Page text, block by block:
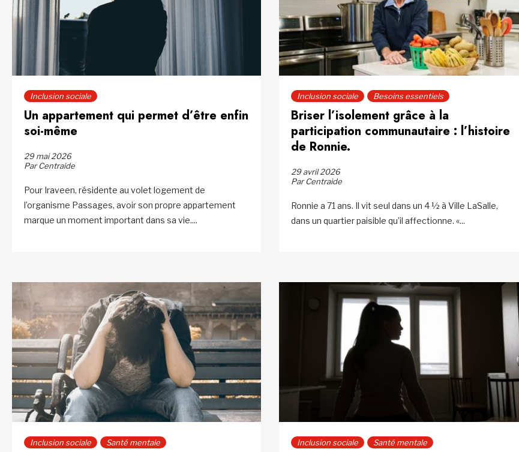
Inclusion sociale
Un appartement qui permet d’être enfin
soi-même
29 mai 2026
Par Centraide
Pour Iraveen, résidente au volet logement de
l’organisme Passages, avoir son propre appartement
marque un moment important dans sa vie....
Inclusion sociale Besoins essentiels
Briser l’isolement grâce à la
participation communautaire : l’histoire
de Ronnie.
29 avril 2026
Par Centraide
Ronnie a 71 ans. Il vit seul dans un 4 ½ à Ville LaSalle,
dans un quartier paisible qu’il affectionne. «...
Inclusion sociale Santé mentale Inclusion sociale Santé mentale